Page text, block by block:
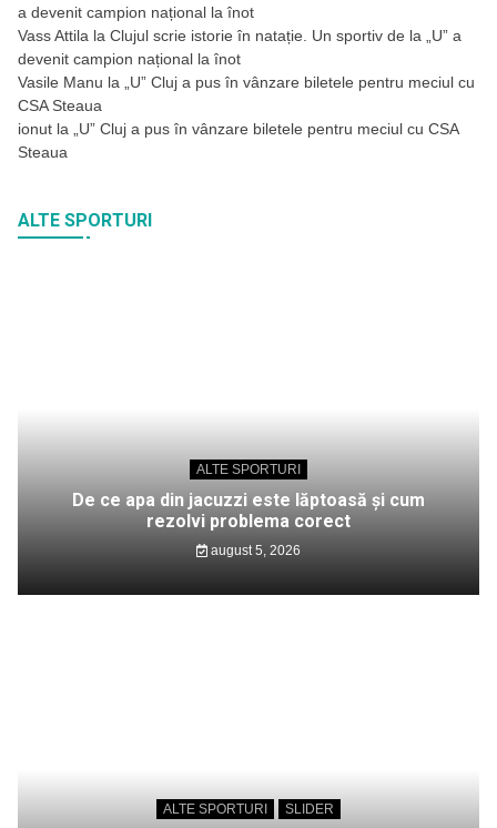
a devenit campion național la înot
Vass Attila la Clujul scrie istorie în natație. Un sportiv de la „U” a
devenit campion național la înot
Vasile Manu la
„U” Cluj a pus în vânzare biletele pentru meciul cu
CSA Steaua
ionut la
„U” Cluj a pus în vânzare biletele pentru meciul cu CSA
Steaua
ALTE SPORTURI
ALTE SPORTURI
De ce apa din jacuzzi este lăptoasă și cum
rezolvi problema corect
august 5, 2026
ALTE SPORTURI SLIDER